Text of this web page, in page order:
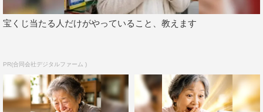
髪の毛をほどき、鏡に向かう表情はまさに恋する女の子
だ。
と、自信満々に自作の水墨画を広げると、「かわいい牛だ
ね」と褒める亨。すると、つばめは気まずそうな表情で
「ねずみだけど…」と明かし、亨もとっさに謝るが、ふた
宝くじ当たる人だけがやっていること、教えます
PR(合同会社デジタルファーム )